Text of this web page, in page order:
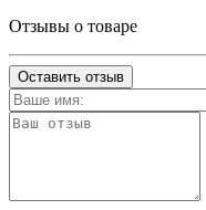
Отзывы о товаре
Оставить отзыв